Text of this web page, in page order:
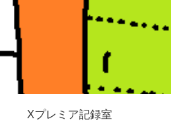
Xプレミア記録室